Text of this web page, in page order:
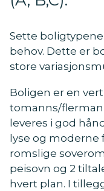
Sette
behov. Dette er
store
Boligen er en
tomanns/
leveres i god
lyse og moderne
romslige
peisovn og 2
hvert plan. I